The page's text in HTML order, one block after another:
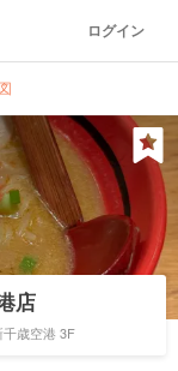
ログイン
店
歳空港 3F